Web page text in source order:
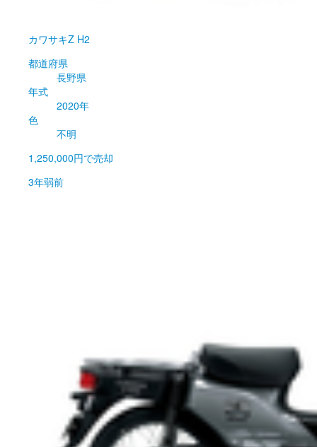
カワサキZ H2
都道府県
長野県
年式
2020年
色
不明
1,250,000円で売却
3年弱前